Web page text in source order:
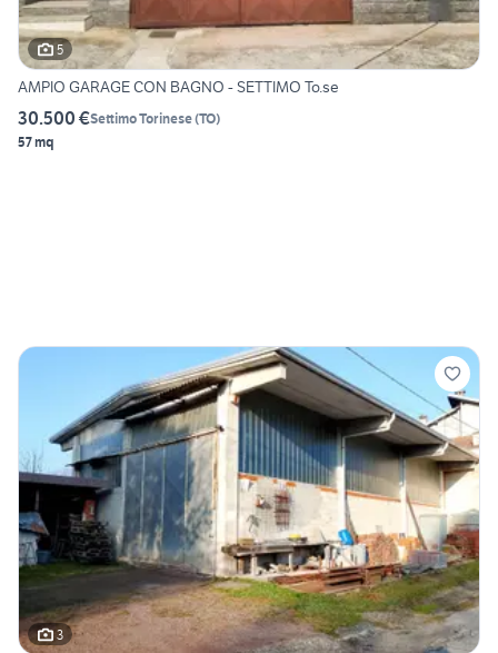
5
AMPIO GARAGE CON BAGNO - SETTIMO To.se
30.500 €Settimo Torinese(TO)
57 mq
3